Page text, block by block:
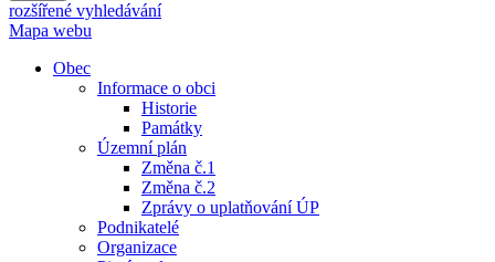
rozšířené vyhledávání
Mapa webu
Obec
Informace o obci
Historie
Památky
Územní plán
Změna č.1
Změna č.2
Zprávy o uplatňování ÚP
Podnikatelé
Organizace